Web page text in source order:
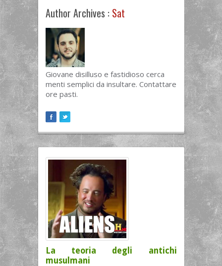
Author Archives : Sat
Giovane disilluso e fastidioso cerca
menti semplici da insultare. Contattare
ore pasti.
La teoria degli antichi
musulmani